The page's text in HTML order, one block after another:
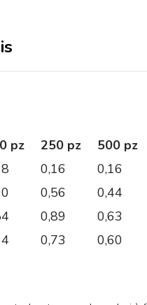
pz 250 pz 500 pz
0,16 0,16
0,56 0,44
0,89 0,63
0,73 0,60